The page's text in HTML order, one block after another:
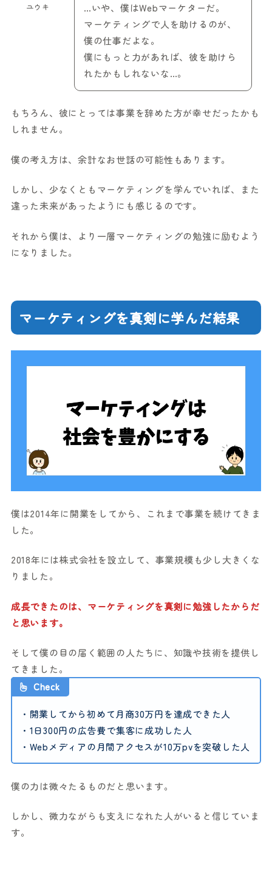
ユウキ
…いや、僕はWebマーケターだ。
マーケティングで人を助けるのが、
僕の仕事だよな。
僕にもっと力があれば、彼を助けら
れたかもしれないな…。
もちろん、彼にとっては事業を辞めた方が幸せだったかも
しれません。
僕の考え方は、余計なお世話の可能性もあります。
しかし、少なくともマーケティングを学んでいれば、また
違った未来があったようにも感じるのです。
それから僕は、より一層マーケティングの勉強に励むよう
になりました。
マーケティングを真剣に学んだ結果
僕は2014年に開業をしてから、これまで事業を続けてきま
した。
2018年には株式会社を設立して、事業規模も少し大きくな
りました。
成長できたのは、マーケティングを真剣に勉強したからだ
と思います。
そして僕の目の届く範囲の人たちに、知識や技術を提供し
てきました。
Check
・開業してから初めて月商30万円を達成できた人
・1日300円の広告費で集客に成功した人
・Webメディアの月間アクセスが10万pvを突破した人
僕の力は微々たるものだと思います。
しかし、微力ながらも支えになれた人がいると信じていま
す。